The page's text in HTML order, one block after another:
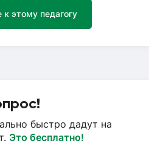
к этому педагогу
быстро дадут на
Это бесплатно!